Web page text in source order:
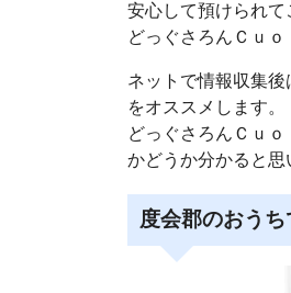
安心して預けられて
どっぐさろんＣｕ
ネットで情報収集
をオススメします。
どっぐさろんＣｕ
かどうか分かると思
度会郡のおう